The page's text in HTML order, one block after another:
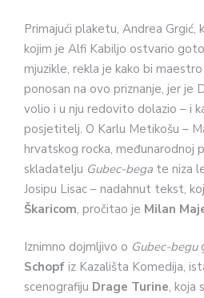
Primajući plaketu, Andrea Grgić,
kojim je Alfi Kabiljo ostvario
mjuzikle, rekla je kako bi
ponosan na ovo priznanje, jer je
volio i u nju redovito dolazio – i
posjetitelj. O Karlu Metikošu –
hrvatskog rocka, međunarodnoj
skladatelju Gubec-bega te niza
Josipu Lisac – nadahnut tekst,
Škaricom, pročitao je Milan
Iznimno dojmljivo o Gubec-begu
Schopf iz Kazališta Komedija,
scenografiju Drage Turine, koja